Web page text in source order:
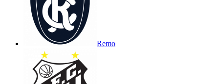
Remo